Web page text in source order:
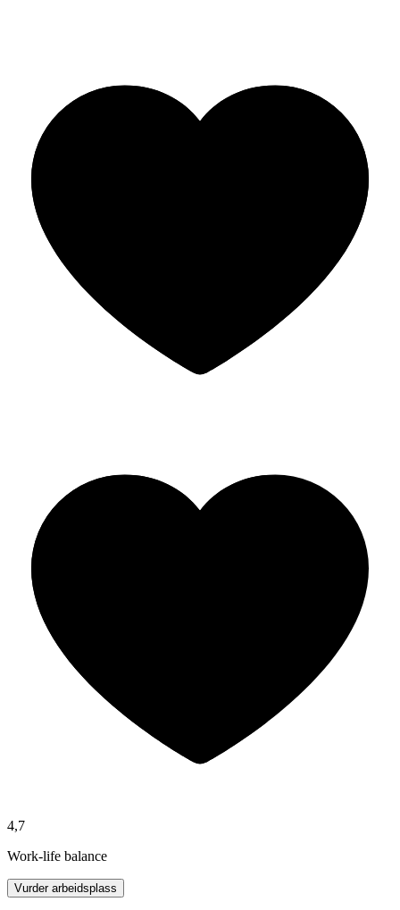
4,7
Work-life balance
Vurder arbeidsplass